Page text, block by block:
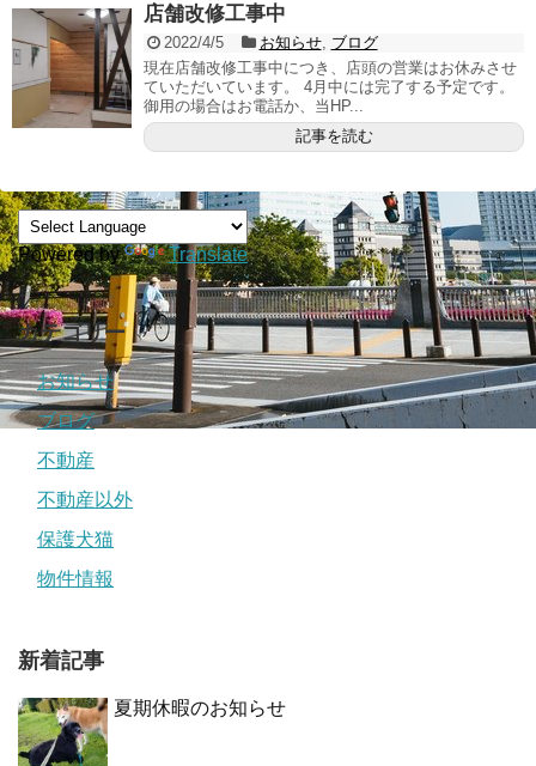
店舗改修工事中
2022/4/5 お知らせ, ブログ
現在店舗改修工事中につき、店頭の営業はお休みさせ
ていただいています。 4月中には完了する予定です。
御用の場合はお電話か、当HP...
記事を読む
Powered by Translate
カテゴリー
お知らせ
ブログ
不動産
不動産以外
保護犬猫
物件情報
新着記事
夏期休暇のお知らせ